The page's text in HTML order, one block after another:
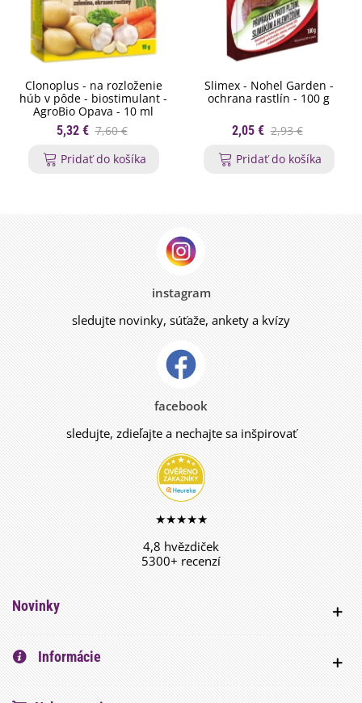
Clonoplus - na rozloženie
húb v pôde - biostimulant -
AgroBio Opava - 10 ml
5,32 € 7,60 €
Pridať do košíka
Slimex - Nohel Garden -
ochrana rastlín - 100 g
2,05 € 2,93 €
Pridať do košíka
instagram
sledujte novinky, súťaže, ankety a kvízy
facebook
sledujte, zdieľajte a nechajte sa inšpirovať
★★★★★
4,8 hvězdiček
5300+ recenzí
Novinky
Informácie